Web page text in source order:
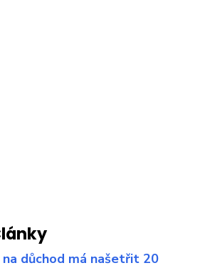
na důchod má našetřit 20